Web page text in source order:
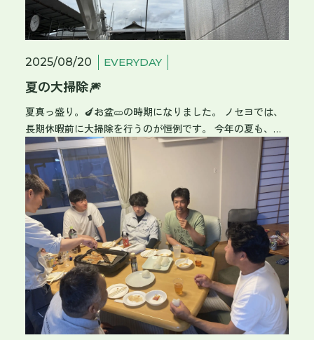
2025/08/20 EVERYDAY
夏の大掃除🎆
夏真っ盛り。🍆お盆🥒の時期になりました。 ノセヨでは、
長期休暇前に大掃除を行うのが恒例です。 今年の夏も、み
んなで社屋を綺麗に！ 窓🪟を拭いたり、玄関タイルを磨い
たり…… 普段は掃除できないような細かいところまで掃除し
ます。 窓の外側にかかった蜘蛛の巣も、高所作業車に乗れ
ば拭きとれました✨ お昼は社員一同で食べました！ 本日の
メニューはカツカレー🍛 カレーをご飯にかけるか、ご飯を
カレーに入れるか、食べ方が人によりけりでした😊 午後か
らは、各々の机のまわりを整頓。 埃のたまった机の上も綺
麗に拭いて、たくさんの書類も整理しました。 エアコンフ
ィルターの掃除や、軽トラック🛻の洗車もお忘れなく。 丸
一日掃除をすれば会社もピカピカ！ すっきりした気分でお
盆休みを迎えられそうですね🎆